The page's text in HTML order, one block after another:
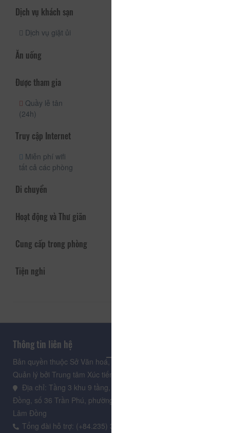
Dịch vụ khách sạn
Dịch vụ giặt ủi
Ăn uống
Được tham gia
Quầy lễ tân
(24h)
Truy cập Internet
Miễn phí wifi
tất cả các phòng
Di chuyển
Hoạt động và Thư giãn
Cung cấp trong phòng
Tiện nghi
Thông tin liên hệ
Bản quyền thuộc Sở Văn hoá, Thể thao và Du lịch Lâm Đồng.
Quản lý bởi Trung tâm Xúc tiến Du lịch Lâm Đồng
Địa chỉ: Tầng 3 khu 9 tầng, Trung tâm Hành chính tỉnh Lâm
Đồng, số 36 Trần Phú, phường Xuân Hương - Đà Lạt, tỉnh
Lâm Đồng
Tổng đài hỗ trợ: (+84.235) 3.916.961